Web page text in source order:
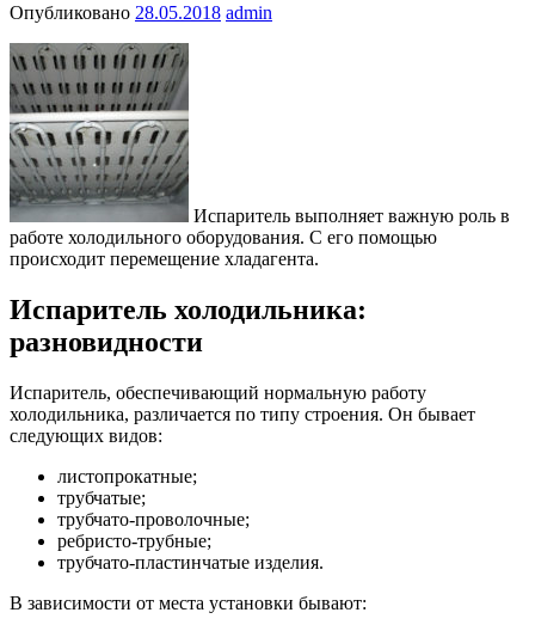
Опубликовано 28.05.2018 admin
Испаритель выполняет важную роль в
работе холодильного оборудования. С его помощью
происходит перемещение хладагента.
Испаритель холодильника:
разновидности
Испаритель, обеспечивающий нормальную работу
холодильника, различается по типу строения. Он бывает
следующих видов:
листопрокатные;
трубчатые;
трубчато-проволочные;
ребристо-трубные;
трубчато-пластинчатые изделия.
В зависимости от места установки бывают: